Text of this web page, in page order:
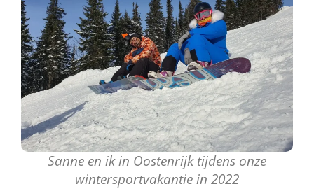
Sanne en ik in Oostenrijk tijdens onze
wintersportvakantie in 2022